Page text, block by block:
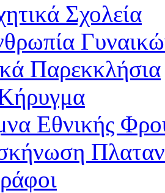
Σχολεία
Παρεκκλήσια
Εθνικής